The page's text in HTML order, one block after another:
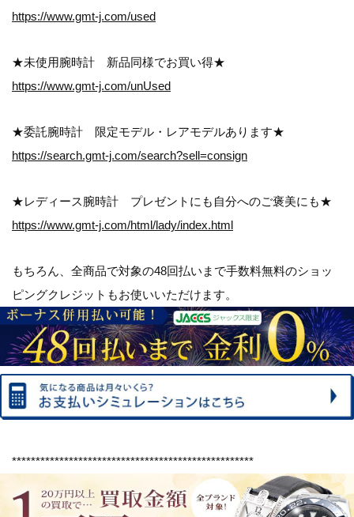
https://www.gmt-j.com/used
★未使用腕時計 新品同様でお買い得★
https://www.gmt-j.com/unUsed
★委託腕時計 限定モデル・レアモデルあります★
https://search.gmt-j.com/search?sell=consign
★レディース腕時計 プレゼントにも自分へのご褒美にも★
https://www.gmt-j.com/html/lady/index.html
もちろん、全商品で対象の48回払いまで手数料無料のショッ
ピングクレジット もお使いいただけます。
***************************************************